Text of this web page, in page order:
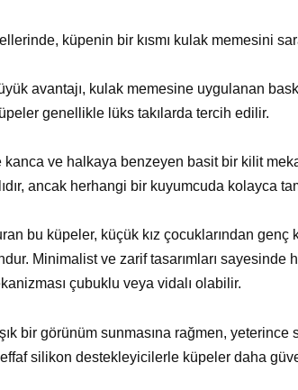
küpenin bir kısmı kulak memesini
avantajı, kulak memesine uygulanan
genellikle lüks takılarda tercih edilir.
kanca ve halkaya benzeyen basit bir kilit
ancak herhangi bir kuyumcuda kolayca
bu küpeler, küçük kız çocuklarından genç
Minimalist ve zarif tasarımları sayesinde
çubuklu veya vidalı olabilir.
bir görünüm sunmasına rağmen,
silikon destekleyicilerle küpeler daha